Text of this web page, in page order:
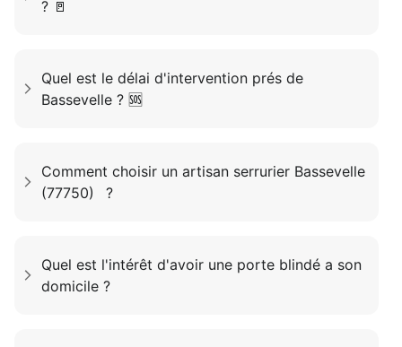
? 🚪
Quel est le délai d'intervention prés de
Bassevelle ? 🆘
Comment choisir un artisan serrurier Bassevelle
(77750) ?
Quel est l'intérêt d'avoir une porte blindé a son
domicile ?